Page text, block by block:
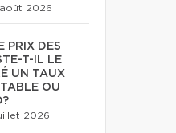
2026
PRIX DES
T-IL LE
UN TAUX
OU
2026